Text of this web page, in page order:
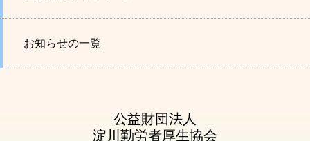
お知らせの一覧
公益財団法人
淀川勤労者厚生協会